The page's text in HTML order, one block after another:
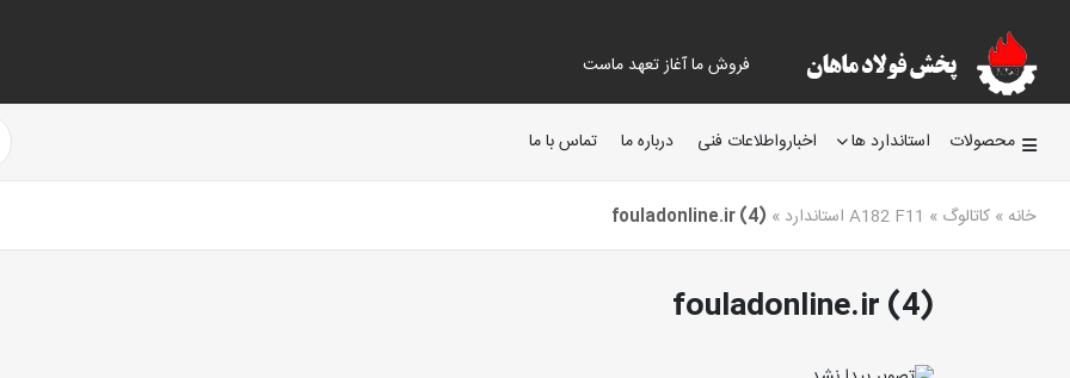
فروش ما آغاز تعهد ماست
محصولات استاندارد ها اخبارواطلاعات فنی درباره ما تماس با ما
خانه » کاتالوگ » A182 F11 استاندارد »
fouladonline.ir (4)
fouladonline.ir (4)